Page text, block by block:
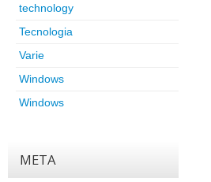
technology
Tecnologia
Varie
Windows
Windows
META